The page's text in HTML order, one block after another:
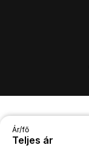
Ár/fő
Teljes ár